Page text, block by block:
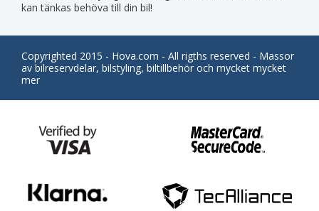
kan tänkas behöva till din bil!
Copyrighted 2015 - Hova.com - All rigths reserved - Massor
av bilreservdelar, bilstyling, biltillbehör och mycket mycket
mer